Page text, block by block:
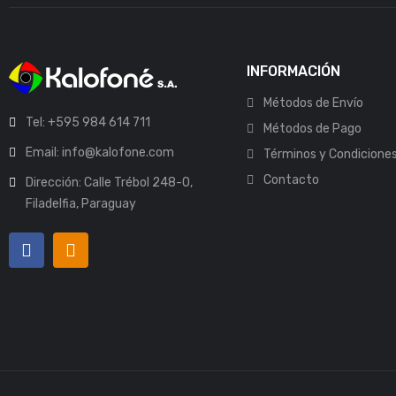
Tel: +595 984 614 711
Email: info@kalofone.com
Dirección: Calle Trébol 248-O,
Filadelfia, Paraguay
INFORMACIÓN
Métodos de Envío
Métodos de Pago
Términos y
Contacto